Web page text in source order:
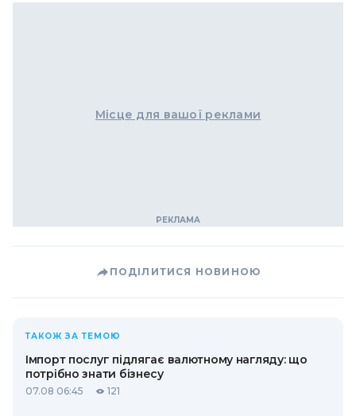
Місце для вашої реклами
ПОДІЛИТИСЯ НОВИНОЮ
ТАКОЖ ЗА ТЕМОЮ
Імпорт послуг підлягає валютному нагляду: що
потрібно знати бізнесу
07.08 06:45 121